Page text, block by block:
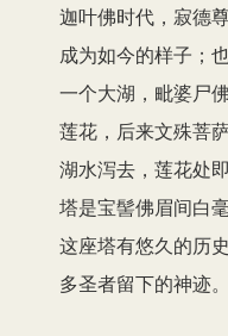
迦叶佛时代，寂德
成为如今的样子；
一个大湖，毗婆尸
莲花，后来文殊菩
湖水泻去，莲花处
塔是宝髻佛眉间白
这座塔有悠久的历
多圣者留下的神迹。